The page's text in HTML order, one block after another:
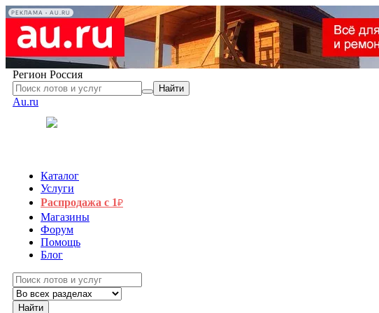
РЕКЛАМА • AU.RU
Регион Россия
Найти
Au.ru
Каталог
Услуги
Распродажа с 1₽
Магазины
Форум
Помощь
Блог
Найти